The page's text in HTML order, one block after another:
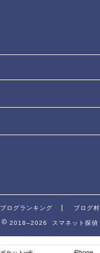
ブログランキング ブログ村
2018–2026 スマネット探偵